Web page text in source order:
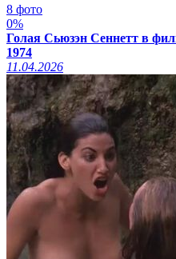
8 фото
0%
Голая Сьюзэн Сеннетт в
1974
11.04.2026